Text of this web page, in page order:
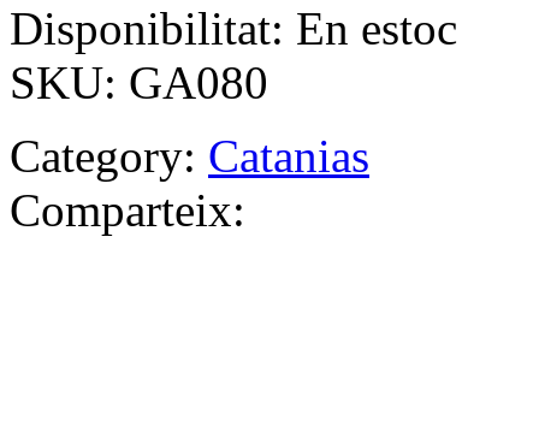
Disponibilitat: En estoc
SKU: GA080
Category: Catanias
Comparteix: